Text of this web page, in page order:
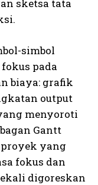
sketsa tata
simbol
pada
biaya: grafik
output
menyoroti
Gantt
yang
fokus dan
digoreskan